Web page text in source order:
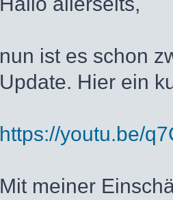
nun ist es schon
Update. Hier ein
https://youtu.be/
Mit meiner